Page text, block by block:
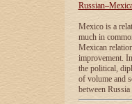
Mexico is a
much in
Mexican
improvement.
the political,
of volume and
between